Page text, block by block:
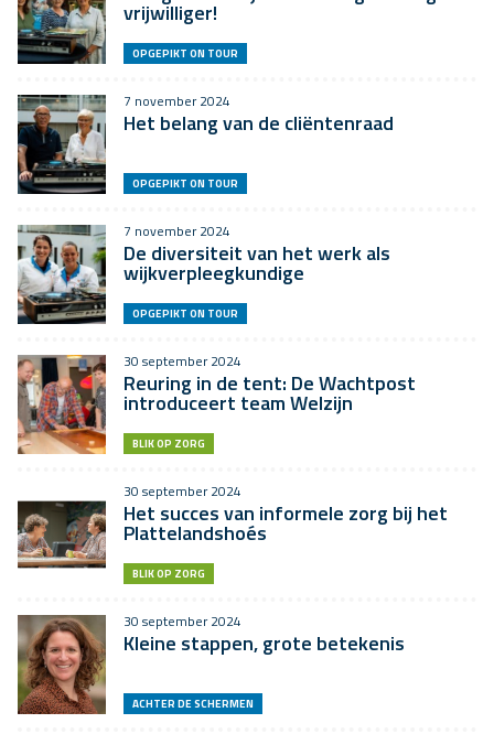
vrijwilliger!
OPGEPIKT ON TOUR
7 november 2024
Het belang van de cliëntenraad
OPGEPIKT ON TOUR
7 november 2024
De diversiteit van het werk als
wijkverpleegkundige
OPGEPIKT ON TOUR
30 september 2024
Reuring in de tent: De Wachtpost
introduceert team Welzijn
BLIK OP ZORG
30 september 2024
Het succes van informele zorg bij het
Plattelandshoés
BLIK OP ZORG
30 september 2024
Kleine stappen, grote betekenis
ACHTER DE SCHERMEN